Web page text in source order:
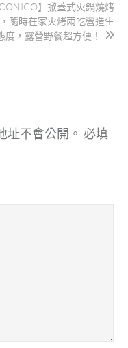
】掀蓋式火鍋燒烤
隨時在家火烤兩吃營造生
度，露營野餐超方便！
址不會公開。 必填